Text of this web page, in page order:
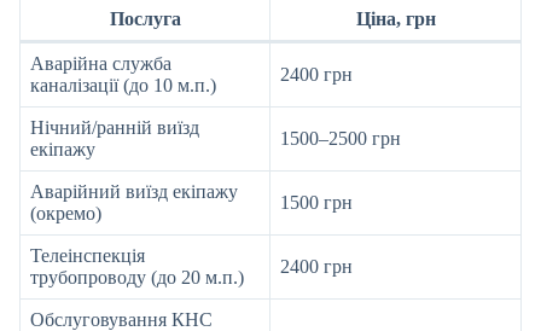
Послуга Ціна, грн
Аварійна служба
каналізації (до 10 м.п.)
2400 грн
Нічний/ранній виїзд
екіпажу
1500–2500 грн
Аварійний виїзд екіпажу
(окремо)
1500 грн
Телеінспекція
трубопроводу (до 20 м.п.)
2400 грн
Обслуговування КНС